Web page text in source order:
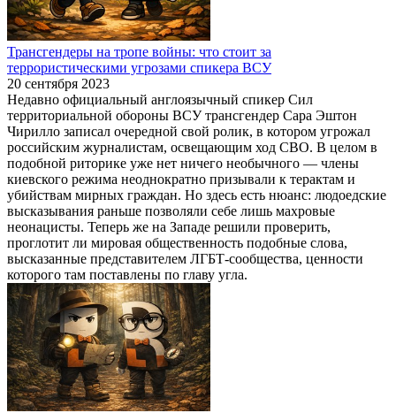
Трансгендеры на тропе войны: что стоит за
террористическими угрозами спикера ВСУ
20 сентября 2023
Недавно официальный англоязычный спикер Сил
территориальной обороны ВСУ трансгендер Сара Эштон
Чирилло записал очередной свой ролик, в котором угрожал
российским журналистам, освещающим ход СВО. В целом в
подобной риторике уже нет ничего необычного — члены
киевского режима неоднократно призывали к терактам и
убийствам мирных граждан. Но здесь есть нюанс: людоедские
высказывания раньше позволяли себе лишь махровые
неонацисты. Теперь же на Западе решили проверить,
проглотит ли мировая общественность подобные слова,
высказанные представителем ЛГБТ-сообщества, ценности
которого там поставлены по главу угла.